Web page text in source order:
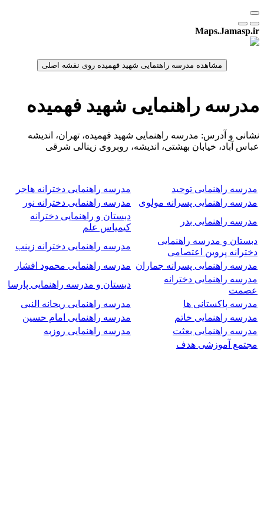
Maps.Jamasp.ir
مدرسه راهنمایی شهید فهمیده
نشانی و آدرس: مدرسه راهنمایی شهید فهمیده، تهران، اندیشه
عباس آباد، خیابان بهشتی، اندیشه، روبروی زینالی شرقی
مدرسه راهنمایی توحید
مدرسه راهنمایی دخترانه هاجر
مدرسه راهنمایی پسرانه مولوی
مدرسه راهنمایی دخترانه نور
مدرسه راهنمایی بدر
دبستان و راهنمایی دخترانه
کیمیاس علم
دبستان و مدرسه راهنمایی
دخترانه پروین اعتصامی
مدرسه راهنمایی دخترانه زینب
مدرسه راهنمایی پسرانه جماران مدرسه راهنمایی محمود افشار
مدرسه راهنمایی دخترانه
عصمت
دبستان و مدرسه راهنمایی پارسا
مدرسه پاکستانی ها
مدرسه راهنمایی ریحانه النبی
مدرسه راهنمایی خاتم
مدرسه راهنمایی امام حسین
مدرسه راهنمایی بعثت
مدرسه راهنمایی روزبه
مجتمع آموزشی هدف